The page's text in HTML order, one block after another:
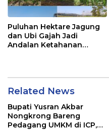
Puluhan Hektare Jagung
dan Ubi Gajah Jadi
Andalan Ketahanan
Related News
Bupati Yusran Akbar
Nongkrong Bareng
Pedagang UMKM di ICP,